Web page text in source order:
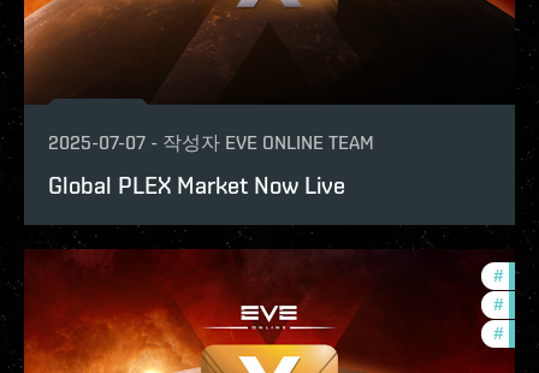
2025-07-07 - 작성자 EVE ONLINE TEAM
Global PLEX Market Now Live
#
#
#